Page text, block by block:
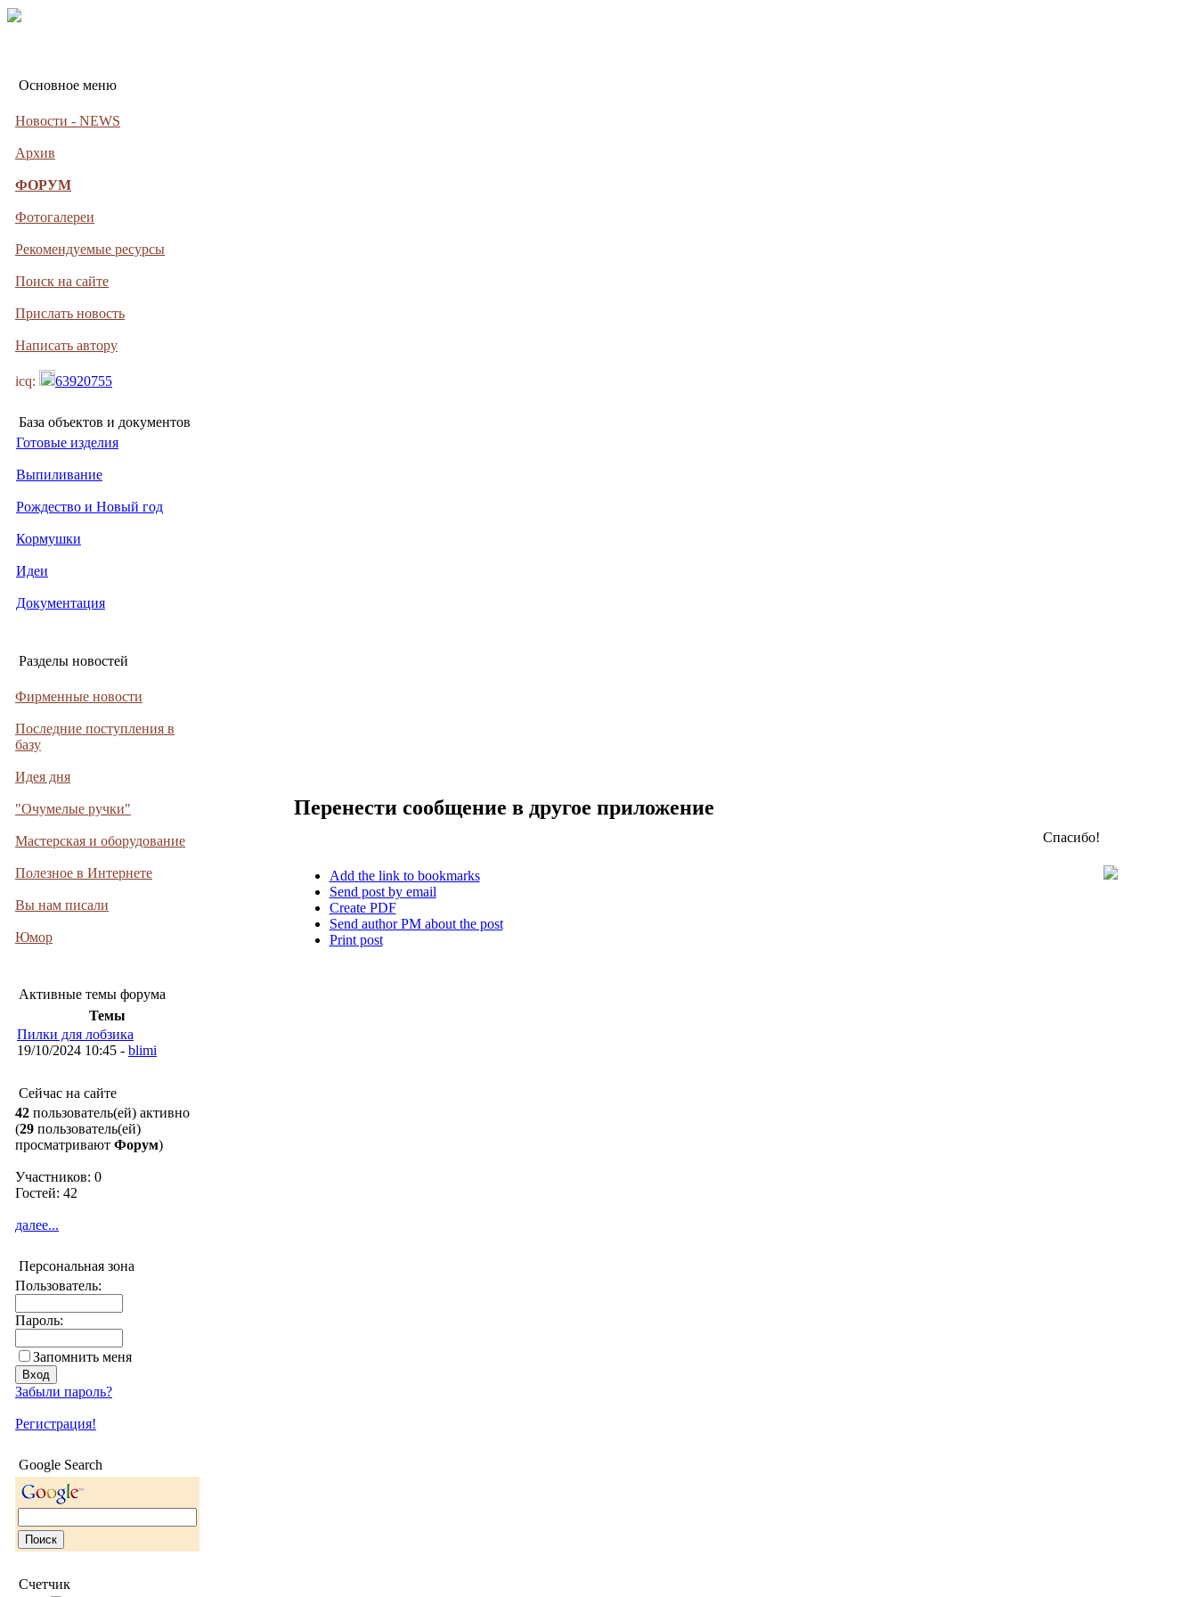
Основное меню
Новости - NEWS
Архив
ФОРУМ
Фотогалереи
Рекомендуемые ресурсы
Поиск на сайте
Прислать новость
Написать автору
icq: 63920755
База объектов и документов
Готовые изделия
Выпиливание
Рождество и Новый год
Кормушки
Идеи
Документация
Разделы новостей
Фирменные новости
Последние поступления в
базу
Идея дня
"Очумелые ручки"
Мастерская и оборудование
Полезное в Интернете
Вы нам писали
Юмор
Активные темы форума
Темы
Пилки для лобзика
19/10/2024 10:45 - blimi
Сейчас на сайте
42 пользователь(ей) активно
(29 пользователь(ей)
просматривают Форум)
Участников: 0
Гостей: 42
далее...
Персональная зона
Пользователь:
Пароль:
Запомнить меня
Забыли пароль?
Регистрация!
Google Search
Счетчик
Перенести сообщение в другое приложение
Add the link to bookmarks
Send post by email
Create PDF
Send author PM about the post
Print post
Спасибо!